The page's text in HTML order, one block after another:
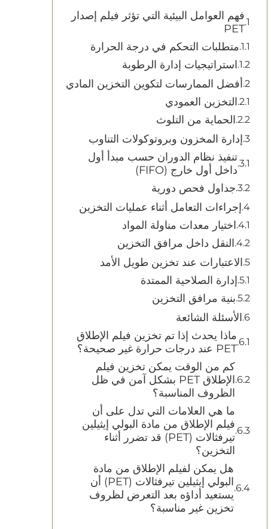
فهم العوامل البيئية التي تؤثر فيلم إصدار
PET
متطلبات التحكم في درجة الحرارة
استراتيجيات إدارة الرطوبة
أفضل الممارسات لتكوين التخزين المادي
التخزين العمودي
الحماية من التلوث
إدارة المخزون وبروتوكولات التناوب
تنفيذ نظام الدوران حسب مبدأ أول
داخل أول خارج (FIFO)
جداول فحص دورية
إجراءات التعامل أثناء عمليات التخزين
اختيار معدات مناولة المواد
النقل داخل مرافق التخزين
الاعتبارات عند تخزين طويل الأمد
إدارة الصلاحية الممتدة
بنية مرافق التخزين
الأسئلة الشائعة
ماذا يحدث إذا تم تخزين فيلم الإطلاق
PET عند درجات حرارة غير صحيحة؟
كم من الوقت يمكن تخزين فيلم
الإطلاق PET بشكل آمن في ظل
الظروف المناسبة؟
ما هي العلامات التي تدل على أن
فيلم الإطلاق من مادة البولي إيثيلين
تيرفثالات (PET) قد تضرر أثناء
التخزين؟
هل يمكن لفيلم الإطلاق من مادة
البولي إيثيلين تيرفثالات (PET) أن
يستعيد أداؤه بعد التعرض لظروف
تخزين غير مناسبة؟